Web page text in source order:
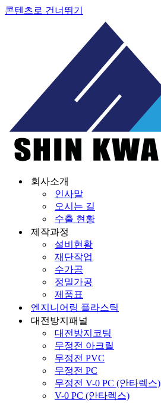
콘텐츠로 건너뛰기
회사소개
인사말
오시는 길
수출 현황
제작과정
설비현황
재단작업
수가공
정밀가공
제품표
엔지니어링 플라스틱
대전방지패널
대전방지코팅
무정전 아크릴
무정전 PVC
무정전 PC
무정전 V-0 PC (안타렉스)
V-0 PC (안타렉스)